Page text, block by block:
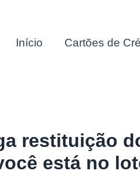
Início Cartões de
restituição
está no